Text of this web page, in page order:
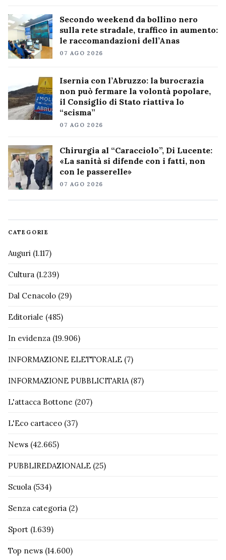
Secondo weekend da bollino nero
sulla rete stradale, traffico in aumento:
le raccomandazioni dell’Anas
07 AGO 2026
Isernia con l’Abruzzo: la burocrazia
non può fermare la volontà popolare,
il Consiglio di Stato riattiva lo
“scisma”
07 AGO 2026
Chirurgia al “Caracciolo”, Di Lucente:
«La sanità si difende con i fatti, non
con le passerelle»
07 AGO 2026
CATEGORIE
Auguri (1.117)
Cultura (1.239)
Dal Cenacolo (29)
Editoriale (485)
In evidenza (19.906)
INFORMAZIONE ELETTORALE (7)
INFORMAZIONE PUBBLICITARIA (87)
L'attacca Bottone (207)
L'Eco cartaceo (37)
News (42.665)
PUBBLIREDAZIONALE (25)
Scuola (534)
Senza categoria (2)
Sport (1.639)
Top news (14.600)